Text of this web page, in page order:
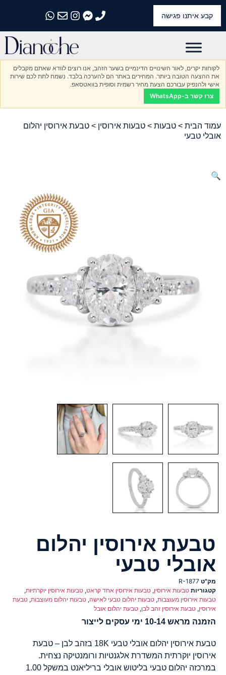
קבע איתנו פגישה
התקשרו אלינו
התקשרו אלינו
התקשרו אלינו
התקשרו אלינו
התקשרו אלינו
לקוחות יקרים, לאור השינויים הדינמיים בשער הזהב, אנו רוצים לוודא שאתם מקבלים
את ההצעה הטובה ביותר. המחירים באתר הם להערכה בלבד. נשמח לתת לכם שירות
אישי ולהנפיק עבורכם הצעת מחיר רשמית וסופית בוואטסאפ.
צרו קשר ב-WhatsApp
עמוד הבית > טבעות > טבעות אירוסין > טבעת אירוסין יהלום
אובלי טבעי
🔍
טבעת אירוסין יהלום
אובלי טבעי
מק"ט R-1877
קטגוריות טבעות אירוסין, טבעות אירוסין אחד קראט, טבעות אירוסין יוקרתיות,
טבעות אירוסין מעוצבות, טבעות יהלום טבעי לאישה, טבעות יהלום מעוצבות, טבעת
אירוסין, טבעת אירוסין זהב לבן, טבעת יהלום אובל
הזמנה מראש 10-14 ימי עסקים לייצור
טבעת אירוסין יהלום אובלי טבעי 18K בזהב לבן – טבעת
אירוסין יוקרתית המשדרת אלגנטיות ורומנטיקה נצחית.
במרכזה יהלום טבעי בליטוש אובלי בריליאנט במשקל 1.00